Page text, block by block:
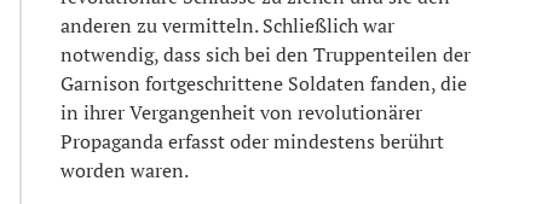
anderen zu vermitteln. Schließlich war
notwendig, dass sich bei den Truppenteilen der
Garnison fortgeschrittene Soldaten fanden, die
in ihrer Vergangenheit von revolutionärer
Propaganda erfasst oder mindestens berührt
worden waren.